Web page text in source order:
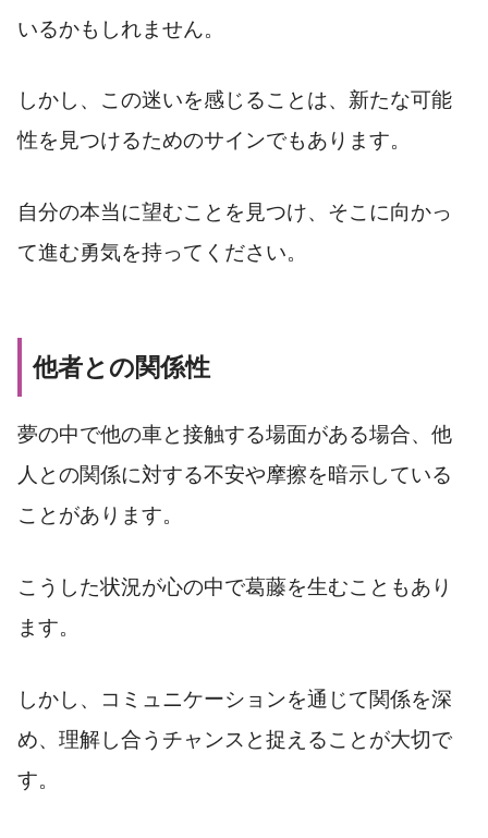
いるかもしれません。
しかし、この迷いを感じることは、新たな可能
性を見つけるためのサインでもあります。
自分の本当に望むことを見つけ、そこに向かっ
て進む勇気を持ってください。
他者との関係性
夢の中で他の車と接触する場面がある場合、他
人との関係に対する不安や摩擦を暗示している
ことがあります。
こうした状況が心の中で葛藤を生むこともあり
ます。
しかし、コミュニケーションを通じて関係を深
め、理解し合うチャンスと捉えることが大切で
す。